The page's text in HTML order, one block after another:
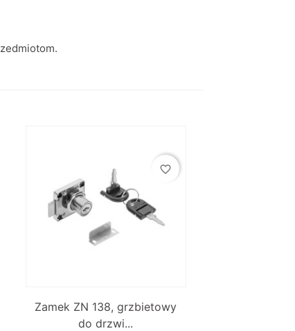
Zamek ZN 138, grzbietowy
do drzwi...
favorite_border